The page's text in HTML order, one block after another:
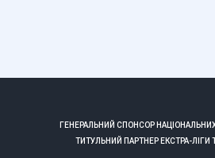
ГЕНЕРАЛЬНИЙ СПОНСОР
ТИТУЛЬНИЙ ПАРТНЕР ЕКСТРА-ЛІГИ